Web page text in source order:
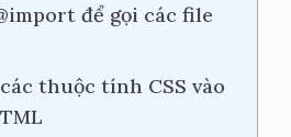
để gọi các file
thuộc tính CSS vào